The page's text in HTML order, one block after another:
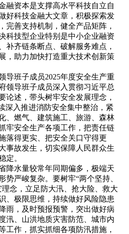
融资本是支撑高水平科技自立自
好科技金融大文章，积极探索发
完善支持机制，健全产品矩阵，
科技型企业特别是中小企业融资
补齐链条断点、破解服务难点，
，助力加快打造重大技术创新策
班子成员2025年度安全生产重
领导班子成员深入贯彻习近平总
论述，带头树牢安全发展理念，
深入推进消防安全集中整治，紧
、燃气、建筑施工、旅游、森林
牢安全生产各项工作，把责任链
落得更实、把安全关口守得更
事故发生，切实保障人民群众生
定。
水量较常年同期偏多，极端天
势严峻复杂。要树牢“两个坚持、
念，立足防大汛、抢大险、救大
、极限思维，持续做好风险隐患
雨，及时预报预警，突出做好病
汛、山洪地质灾害防范、城市内
工作，抓实抓细各项防汛措施，